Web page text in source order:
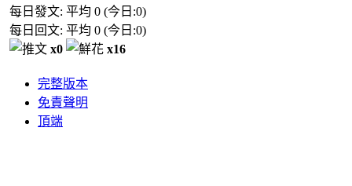
每日發文: 平均 0 (今日:0)
每日回文: 平均 0 (今日:0)
x0
x16
完整版本
免責聲明
頂端